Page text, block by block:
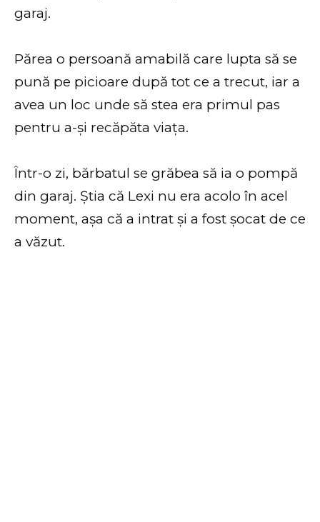
garaj.
Părea o persoană amabilă care lupta să se
pună pe picioare după tot ce a trecut, iar a
avea un loc unde să stea era primul pas
pentru a-și recăpăta viața.
Într-o zi, bărbatul se grăbea să ia o pompă
din garaj. Știa că Lexi nu era acolo în acel
moment, așa că a intrat și a fost șocat de ce
a văzut.